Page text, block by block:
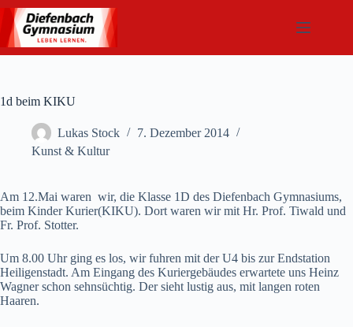
Zum
Inhalt
springen
1d beim KIKU
Lukas Stock
7. Dezember 2014
Kunst & Kultur
Am 12.Mai waren wir, die Klasse 1D des Diefenbach Gymnasiums,
beim Kinder Kurier(KIKU). Dort waren wir mit Hr. Prof. Tiwald und
Fr. Prof. Stotter.
Um 8.00 Uhr ging es los, wir fuhren mit der U4 bis zur Endstation
Heiligenstadt. Am Eingang des Kuriergebäudes erwartete uns Heinz
Wagner schon sehnsüchtig. Der sieht lustig aus, mit langen roten
Haaren.